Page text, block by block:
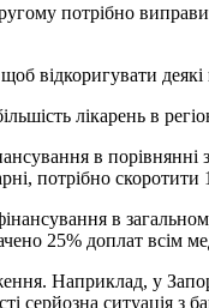
потрібно
відкоригувати
лікарень в
в
потрібно
в
25% доплат всім
Наприклад, у
серйозна ситуація з